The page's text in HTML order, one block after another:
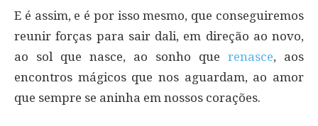
E é assim, e é por isso mesmo, que conseguiremos
reunir forças para sair dali, em direção ao novo,
ao sol que nasce, ao sonho que renasce, aos
encontros mágicos que nos aguardam, ao amor
que sempre se aninha em nossos corações.